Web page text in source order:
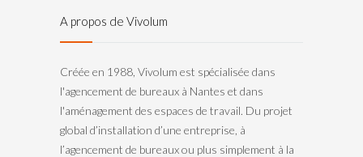
A propos de Vivolum
Créée en 1988, Vivolum est spécialisée dans
l'agencement de bureaux à Nantes et dans
l'aménagement des espaces de travail. Du projet
global d’installation d’une entreprise, à
l’agencement de bureaux ou plus simplement à la